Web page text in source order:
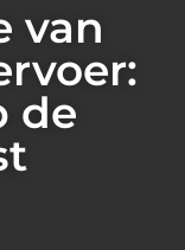
van
de